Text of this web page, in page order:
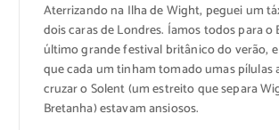
Aterrizando na Ilha de Wight, peguei um
dois caras de Londres. Íamos todos para o
último grande festival britânico do verão,
que cada um tinham tomado umas pílulas
cruzar o Solent (um estreito que separa
Bretanha) estavam ansiosos.